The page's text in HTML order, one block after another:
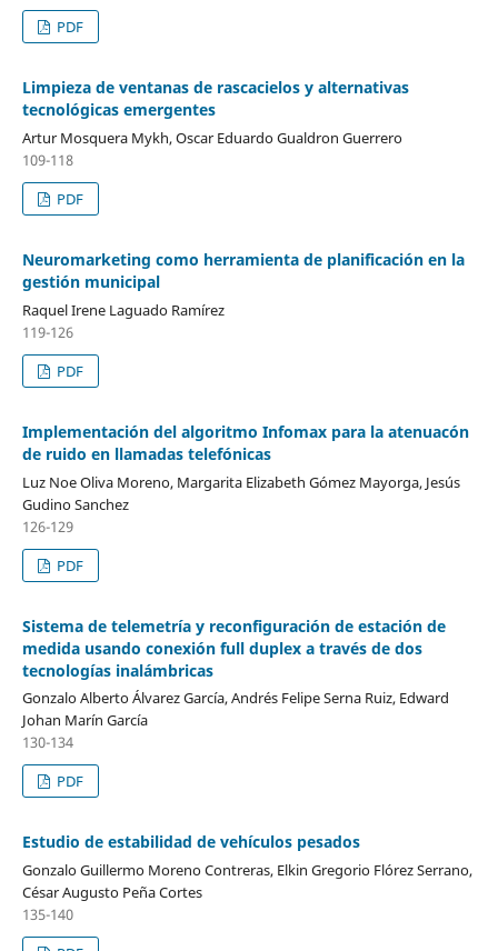
PDF
Limpieza de ventanas de rascacielos y alternativas
tecnológicas emergentes
Artur Mosquera Mykh, Oscar Eduardo Gualdron Guerrero
109-118
PDF
Neuromarketing como herramienta de planificación en la
gestión municipal
Raquel Irene Laguado Ramírez
119-126
PDF
Implementación del algoritmo Infomax para la atenuacón
de ruido en llamadas telefónicas
Luz Noe Oliva Moreno, Margarita Elizabeth Gómez Mayorga, Jesús
Gudino Sanchez
126-129
PDF
Sistema de telemetría y reconfiguración de estación de
medida usando conexión full duplex a través de dos
tecnologías inalámbricas
Gonzalo Alberto Álvarez García, Andrés Felipe Serna Ruiz, Edward
Johan Marín García
130-134
PDF
Estudio de estabilidad de vehículos pesados
Gonzalo Guillermo Moreno Contreras, Elkin Gregorio Flórez Serrano,
César Augusto Peña Cortes
135-140